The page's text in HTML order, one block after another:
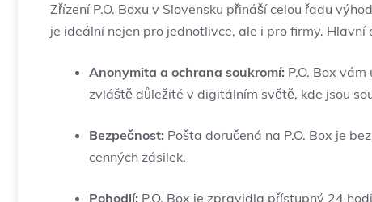
Zřízení P.O. Boxu v Slovensku přináší celou řadu
je ideální nejen pro jednotlivce, ale i pro firmy.
Anonymita a ochrana soukromí: P.O. Box
zvláště důležité v digitálním světě, kde jsou
Bezpečnost: Pošta doručená na P.O. Box je
cenných zásilek.
Pohodlí: P.O. Box je zpravidla přístupný 24